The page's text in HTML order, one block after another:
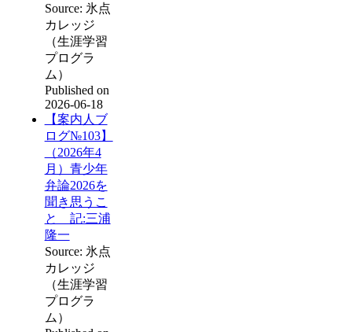
Source: 氷点
カレッジ
（生涯学習
プログラ
ム）
Published on
2026-06-18
【案内人ブ
ログ№103】
（2026年4
月）青少年
弁論2026を
聞き思うこ
と 記:三浦
隆一
Source: 氷点
カレッジ
（生涯学習
プログラ
ム）